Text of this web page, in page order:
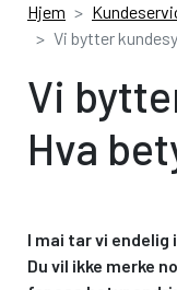
Hjem
Vi bytter
Vi
Hva
I mai tar vi
Du vil ikke merke